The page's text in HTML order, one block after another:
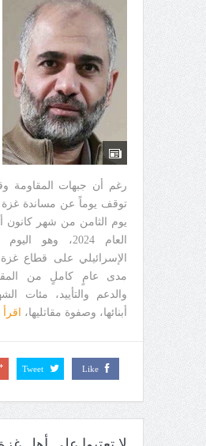
رغم أن جبهات المقاومة
توقف يوماً عن مساندة غزة
يوم الثامن من شهر كانون
العام 2024، وهو
الإسرائيلي على قطاع
مدى عامٍ كاملٍ من
والدعم والتأييد، مئات
أبنائها، وصفوة مقاتليها، اقرأ
Like
Tweet